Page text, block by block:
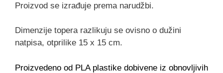
Proizvod se izrađuje prema narudžbi.
Dimenzije topera razlikuju se ovisno o dužini
natpisa, otprilike 15 x 15 cm.
Proizvedeno od PLA plastike dobivene iz obnovljivih